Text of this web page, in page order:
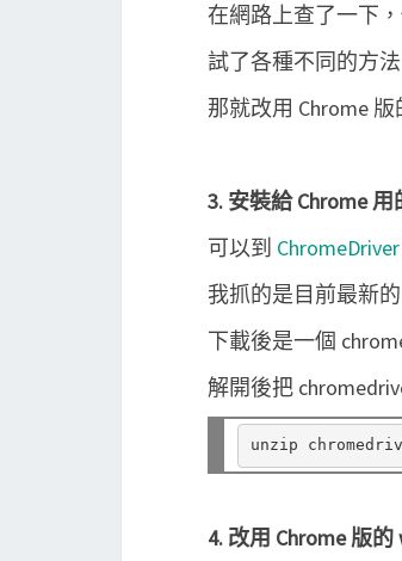
在網路上查了一下
試了各種不同的方
那就改用 Chrome
3. 安裝給 Chrome 用
可以到
我抓的是目前最新的
下載後是一個
解開後把
4. 改用 Chrome 版的